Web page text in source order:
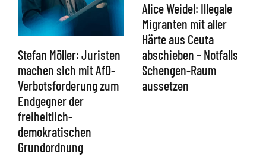
Stefan Möller: Juristen
machen sich mit AfD-
Verbotsforderung zum
Endgegner der
freiheitlich-
demokratischen
Grundordnung
Alice Weidel: Illegale
Migranten mit aller
Härte aus Ceuta
abschieben – Notfalls
Schengen-Raum
aussetzen